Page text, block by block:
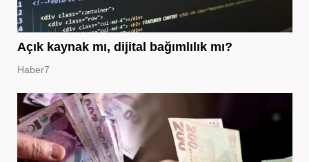
Açık kaynak mı, dijital bağımlılık mı?
Haber7